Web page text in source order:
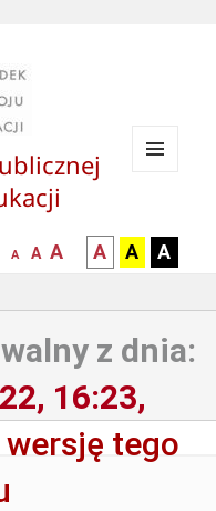
mniejsza
A
normalna
A
większa-
czcionka
A
kontrast
czarny
białym
A
kontrast
czarny
zółtym
A
żółty
A
z dnia:
16:23,
tego